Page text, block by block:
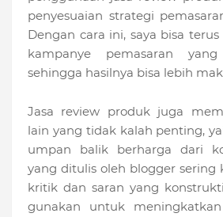
penyesuaian strategi
Dengan cara ini, saya bisa
kampanye pemasaran
sehingga hasilnya bisa lebih
Jasa review produk juga
lain yang tidak kalah penting,
umpan balik berharga dari
yang ditulis oleh blogger sering
kritik dan saran yang
gunakan untuk